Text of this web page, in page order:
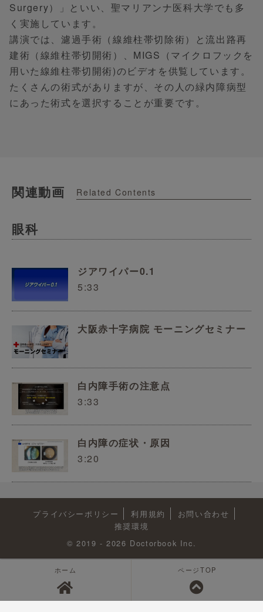
Surgery）」といい、聖マリアンナ医科大学でも多
く実施しています。
講演では、濾過手術（線維柱帯切除術）と流出路再
建術（線維柱帯切開術）、MIGS（マイクロフックを
用いた線維柱帯切開術)のビデオを供覧しています。
たくさんの術式がありますが、その人の緑内障病型
にあった術式を選択することが重要です。
関連動画 Related Contents
眼科
ジアワイパー0.1
5:33
大阪赤十字病院 モーニングセミナー
白内障手術の注意点
3:33
白内障の症状・原因
3:20
プライバシーポリシー 利用規約
お問い合わせ
推奨環境
© 2019 - 2026 Doctorbook Inc.
ホーム ページTOP